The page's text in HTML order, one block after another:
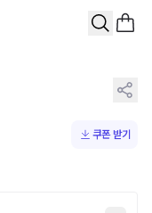
쿠폰 받기